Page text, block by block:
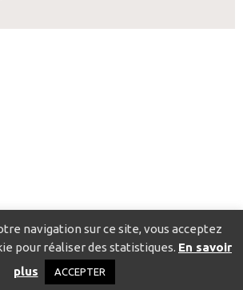
les fournisseurs
de confidentialité
navigation sur ce site, vous acceptez
pour réaliser des statistiques. En savoir
plus
ACCEPTER